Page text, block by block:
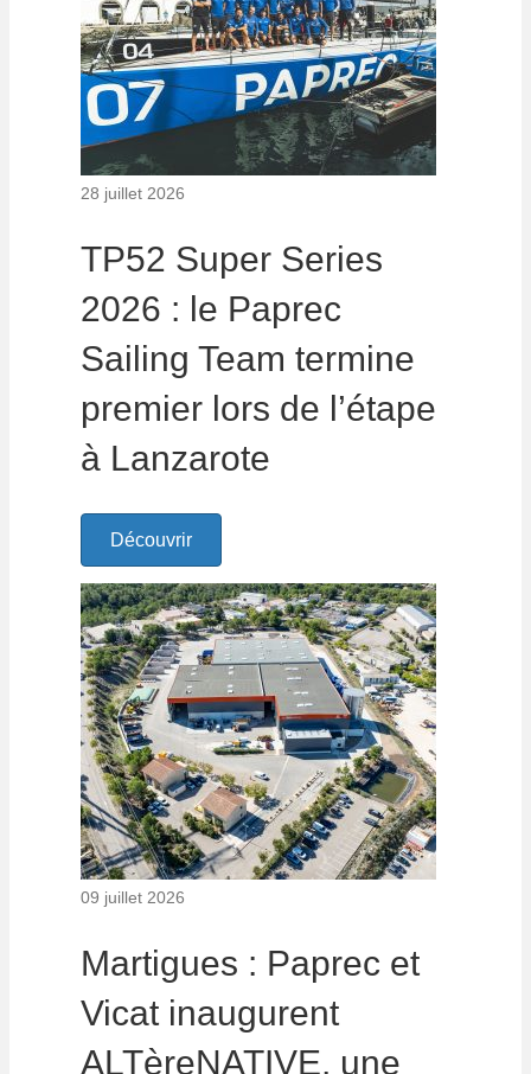
28 juillet 2026
TP52 Super Series
2026 : le Paprec
Sailing Team termine
premier lors de l’étape
à Lanzarote
Découvrir
09 juillet 2026
Martigues : Paprec et
Vicat inaugurent
ALTèreNATIVE, une